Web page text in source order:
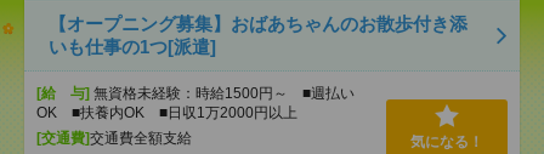
【オープニング募集】おばあちゃんのお散歩付き添
いも仕事の1つ[派遣]
[給 与] 無資格未経験：時給1500円～ ■週払い
OK ■扶養内OK ■日収1万2000円以上
[交通費]交通費全額支給
気になる！